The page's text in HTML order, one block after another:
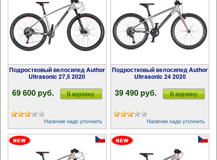
Подростковый велосипед Author
Ultrasonic 27,5 2020
69 600 pуб. В корзину
Наличие надо уточнить
Подростковый велосипед Author
Ultrasonic 24 2020
39 490 pуб. В корзину
Наличие надо уточнить